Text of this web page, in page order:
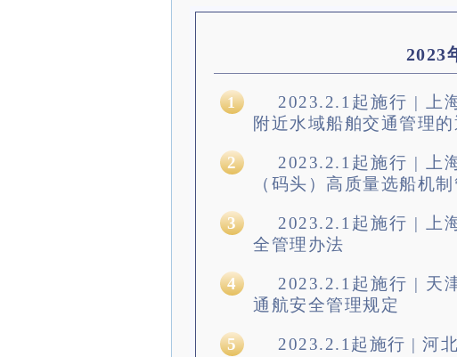
2023
1
2023.2.1起施行 | 上
附近水域船舶交通管理的
2
2023.2.1起施行 | 上
（码头）高质量选船机
3
2023.2.1起施行 | 上
全管理办法
4
2023.2.1起施行 | 天
通航安全管理规定
5 2023.2.1起施行 | 河